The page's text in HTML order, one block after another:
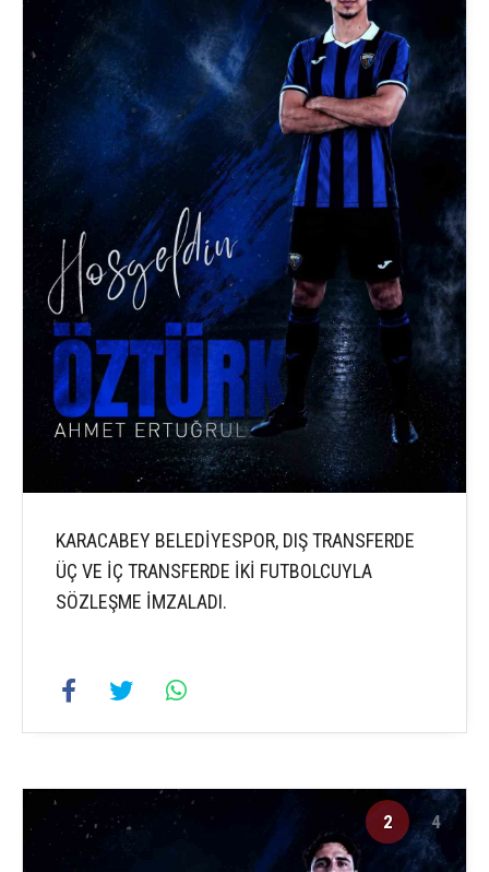
KARACABEY BELEDİYESPOR, DIŞ TRANSFERDE
ÜÇ VE İÇ TRANSFERDE İKİ FUTBOLCUYLA
SÖZLEŞME İMZALADI.
2 4